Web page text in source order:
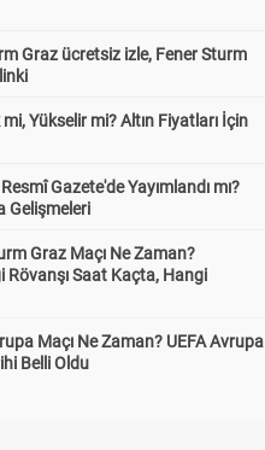
Graz ücretsiz izle, Fener Sturm
Yükselir mi? Altın Fiyatları İçin
Gazete'de Yayımlandı mı?
Gelişmeleri
Graz Maçı Ne Zaman?
Rövanşı Saat Kaçta, Hangi
Maçı Ne Zaman? UEFA Avrupa
Belli Oldu